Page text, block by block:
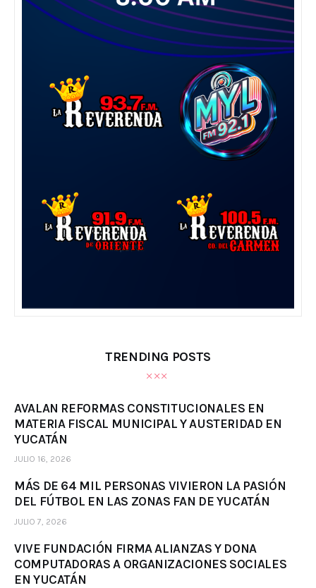
TRENDING POSTS
AVALAN REFORMAS CONSTITUCIONALES EN
MATERIA FISCAL MUNICIPAL Y AUSTERIDAD EN
YUCATÁN
JULIO 16, 2026
MÁS DE 64 MIL PERSONAS VIVIERON LA PASIÓN
DEL FÚTBOL EN LAS ZONAS FAN DE YUCATÁN
JULIO 7, 2026
VIVE FUNDACIÓN FIRMA ALIANZAS Y DONA
COMPUTADORAS A ORGANIZACIONES SOCIALES
EN YUCATÁN